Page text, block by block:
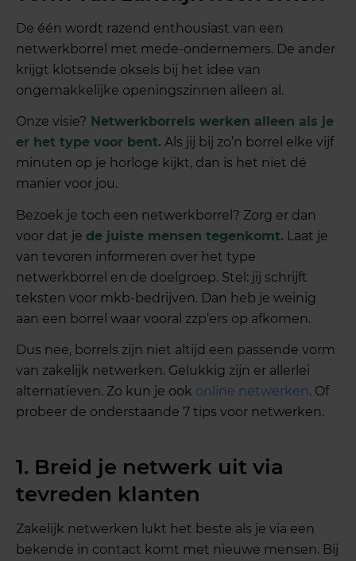
De één wordt razend enthousiast van een
netwerkborrel met mede-ondernemers. De ander
krijgt klotsende oksels bij het idee van
ongemakkelijke openingszinnen alleen al.
Onze visie? Netwerkborrels werken alleen als je
er het type voor bent. Als jij bij zo’n borrel elke vijf
minuten op je horloge kijkt, dan is het niet dé
manier voor jou.
Bezoek je toch een netwerkborrel? Zorg er dan
voor dat je de juiste mensen tegenkomt. Laat je
van tevoren informeren over het type
netwerkborrel en de doelgroep. Stel: jij schrijft
teksten voor mkb-bedrijven. Dan heb je weinig
aan een borrel waar vooral zzp’ers op afkomen.
Dus nee, borrels zijn niet altijd een passende vorm
van zakelijk netwerken. Gelukkig zijn er allerlei
alternatieven. Zo kun je ook online netwerken. Of
probeer de onderstaande 7 tips voor netwerken.
1. Breid je netwerk uit via
tevreden klanten
Zakelijk netwerken lukt het beste als je via een
bekende in contact komt met nieuwe mensen. Bij